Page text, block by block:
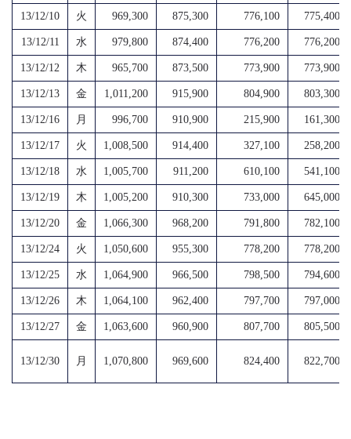
13/12/10 火 969,300 875,300 776,100 775,400
13/12/11 水 979,800 874,400 776,200 776,200
13/12/12 木 965,700 873,500 773,900 773,900
13/12/13 金 1,011,200 915,900 804,900 803,300
13/12/16 月 996,700 910,900 215,900 161,300
13/12/17 火 1,008,500 914,400 327,100 258,200
13/12/18 水 1,005,700 911,200 610,100 541,100
13/12/19 木 1,005,200 910,300 733,000 645,000
13/12/20 金 1,066,300 968,200 791,800 782,100
13/12/24 火 1,050,600 955,300 778,200 778,200
13/12/25 水 1,064,900 966,500 798,500 794,600
13/12/26 木 1,064,100 962,400 797,700 797,000
13/12/27 金 1,063,600 960,900 807,700 805,500
13/12/30 月 1,070,800 969,600 824,400 822,700